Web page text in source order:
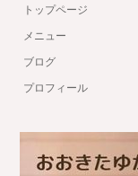
トップページ
メニュー
ブログ
プロフィール